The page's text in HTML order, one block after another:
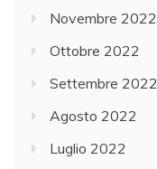
Novembre 2022
Ottobre 2022
Settembre 2022
Agosto 2022
Luglio 2022